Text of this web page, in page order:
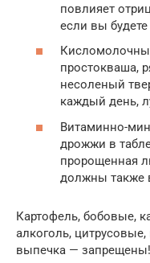
повлияет
если вы
простокваша,
несоленый
каждый день,
Витаминно-
дрожжи в
пророщенная
должны также
Картофель, бобовые,
алкоголь,
выпечка — запрещены!